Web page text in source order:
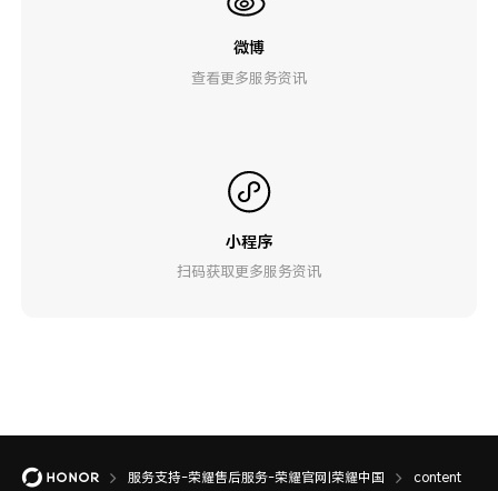
微博
查看更多服务资讯
小程序
扫码获取更多服务资讯
服务支持-荣耀售后服务-荣耀官网|荣耀中国 content